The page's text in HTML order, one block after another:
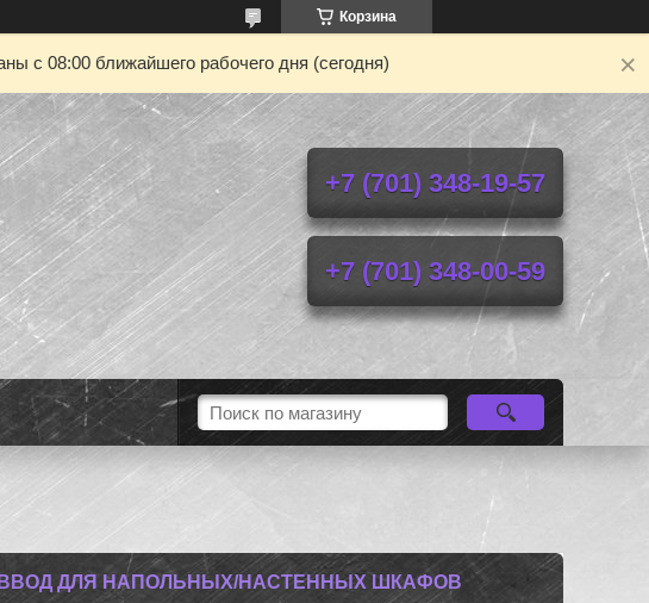
Корзина
с 08:00 ближайшего рабочего дня (сегодня)
+7 (701) 348-19-57
+7 (701) 348-00-59
ДЛЯ НАПОЛЬНЫХ/НАСТЕННЫХ ШКАФОВ